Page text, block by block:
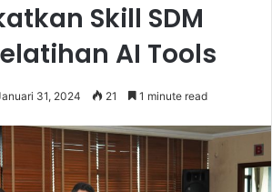
Skill SDM
AI Tools
31, 2024 21 1 minute read